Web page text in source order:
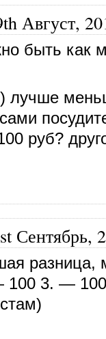
Август,
быть как
лучше
руб?
Сентябрь,
разница,
3. —